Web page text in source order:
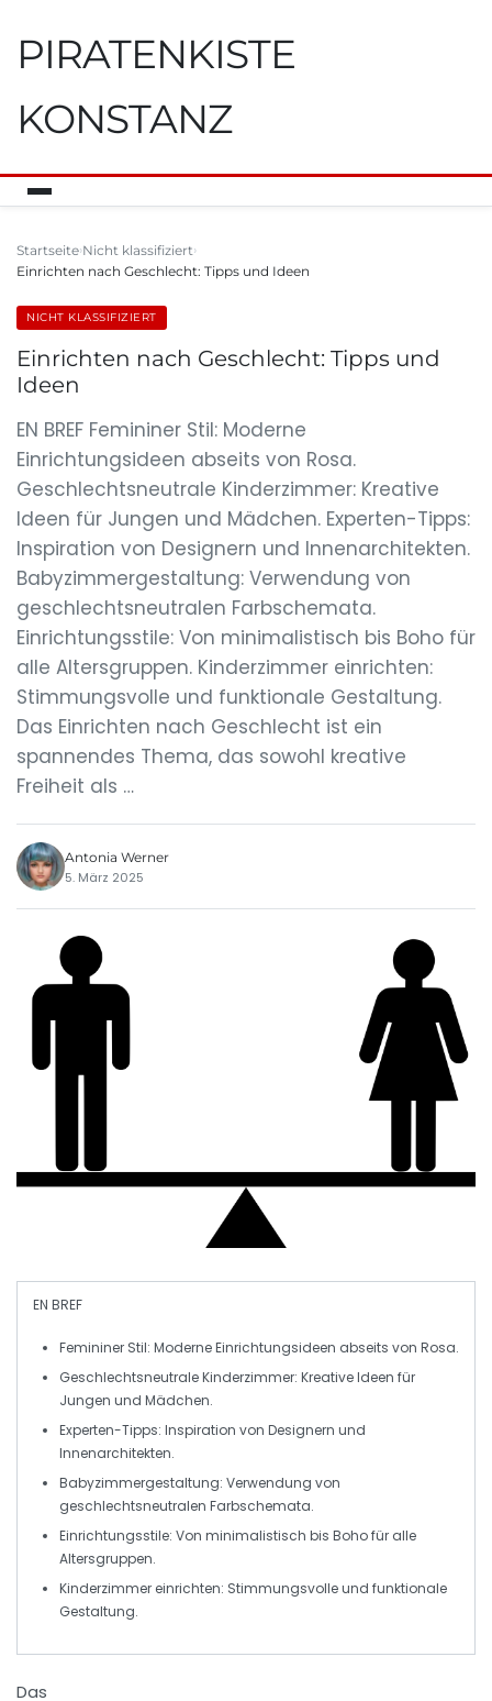
PIRATENKISTE
KONSTANZ
Startseite Nicht klassifiziert
Einrichten nach Geschlecht: Tipps und Ideen
NICHT KLASSIFIZIERT
Einrichten nach Geschlecht: Tipps und
Ideen
EN BREF Femininer Stil: Moderne
Einrichtungsideen abseits von Rosa.
Geschlechtsneutrale Kinderzimmer: Kreative
Ideen für Jungen und Mädchen. Experten-Tipps:
Inspiration von Designern und Innenarchitekten.
Babyzimmergestaltung: Verwendung von
geschlechtsneutralen Farbschemata.
Einrichtungsstile: Von minimalistisch bis Boho für
alle Altersgruppen. Kinderzimmer einrichten:
Stimmungsvolle und funktionale Gestaltung.
Das Einrichten nach Geschlecht ist ein
spannendes Thema, das sowohl kreative
Freiheit als …
Antonia Werner
5. März 2025
EN BREF
Femininer Stil: Moderne Einrichtungsideen abseits von Rosa.
Geschlechtsneutrale Kinderzimmer: Kreative Ideen für
Jungen und Mädchen.
Experten-Tipps: Inspiration von Designern und
Innenarchitekten.
Babyzimmergestaltung: Verwendung von
geschlechtsneutralen Farbschemata.
Einrichtungsstile: Von minimalistisch bis Boho für alle
Altersgruppen.
Kinderzimmer einrichten: Stimmungsvolle und funktionale
Gestaltung.
Das